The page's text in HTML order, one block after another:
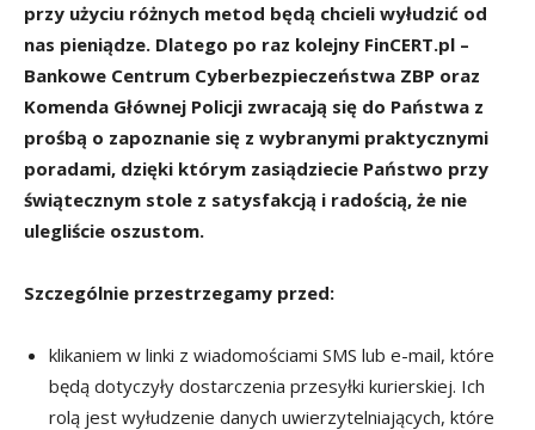
przy użyciu różnych metod będą chcieli wyłudzić od
nas pieniądze. Dlatego po raz kolejny FinCERT.pl –
Bankowe Centrum Cyberbezpieczeństwa ZBP oraz
Komenda Głównej Policji zwracają się do Państwa z
prośbą o zapoznanie się z wybranymi praktycznymi
poradami, dzięki którym zasiądziecie Państwo przy
świątecznym stole z satysfakcją i radością, że nie
ulegliście oszustom.
Szczególnie przestrzegamy przed:
klikaniem w linki z wiadomościami SMS lub e-mail, które
będą dotyczyły dostarczenia przesyłki kurierskiej. Ich
rolą jest wyłudzenie danych uwierzytelniających, które